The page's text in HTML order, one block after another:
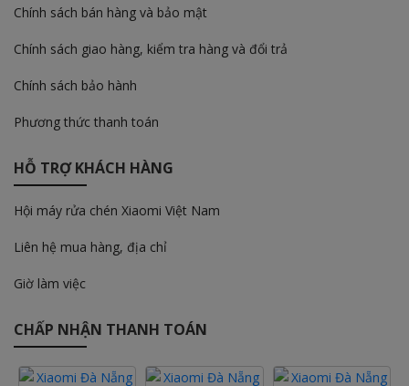
Chính sách bán hàng và bảo mật
Chính sách giao hàng, kiểm tra hàng và đổi trả
Chính sách bảo hành
Phương thức thanh toán
HỖ TRỢ KHÁCH HÀNG
Hội máy rửa chén Xiaomi Việt Nam
Liên hệ mua hàng, địa chỉ
Giờ làm việc
CHẤP NHẬN THANH TOÁN